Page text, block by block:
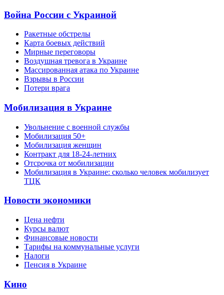
Война России с Украиной
Ракетные обстрелы
Карта боевых действий
Мирные переговоры
Воздушная тревога в Украине
Массированная атака по Украине
Взрывы в России
Потери врага
Мобилизация в Украине
Увольнение с военной службы
Мобилизация 50+
Мобилизация женщин
Контракт для 18-24-летних
Отсрочка от мобилизации
Мобилизация в Украине: сколько человек мобилизует
ТЦК
Новости экономики
Цена нефти
Курсы валют
Финансовые новости
Тарифы на коммунальные услуги
Налоги
Пенсия в Украине
Кино